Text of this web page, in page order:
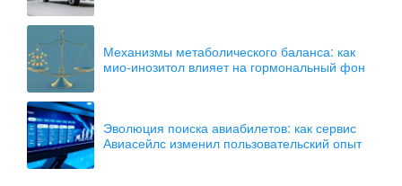
Механизмы метаболического баланса: как
мио-инозитол влияет на гормональный фон
Эволюция поиска авиабилетов: как сервис
Авиасейлс изменил пользовательский опыт